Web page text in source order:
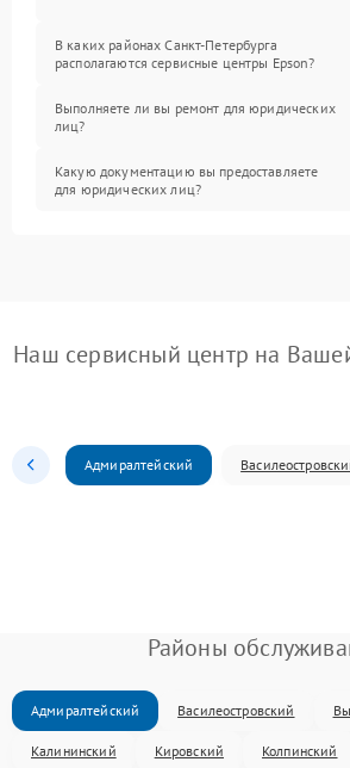
В каких районах Санкт-Петербурга
располагаются сервисные центры Epson?
Выполняете ли вы ремонт для юридических
лиц?
Какую документацию вы предоставляете
для юридических лиц?
Наш сервисный центр на
Адмиралтейский
Районы
Адмиралтейский Василеостровский
Калининский Кировский Колпинский